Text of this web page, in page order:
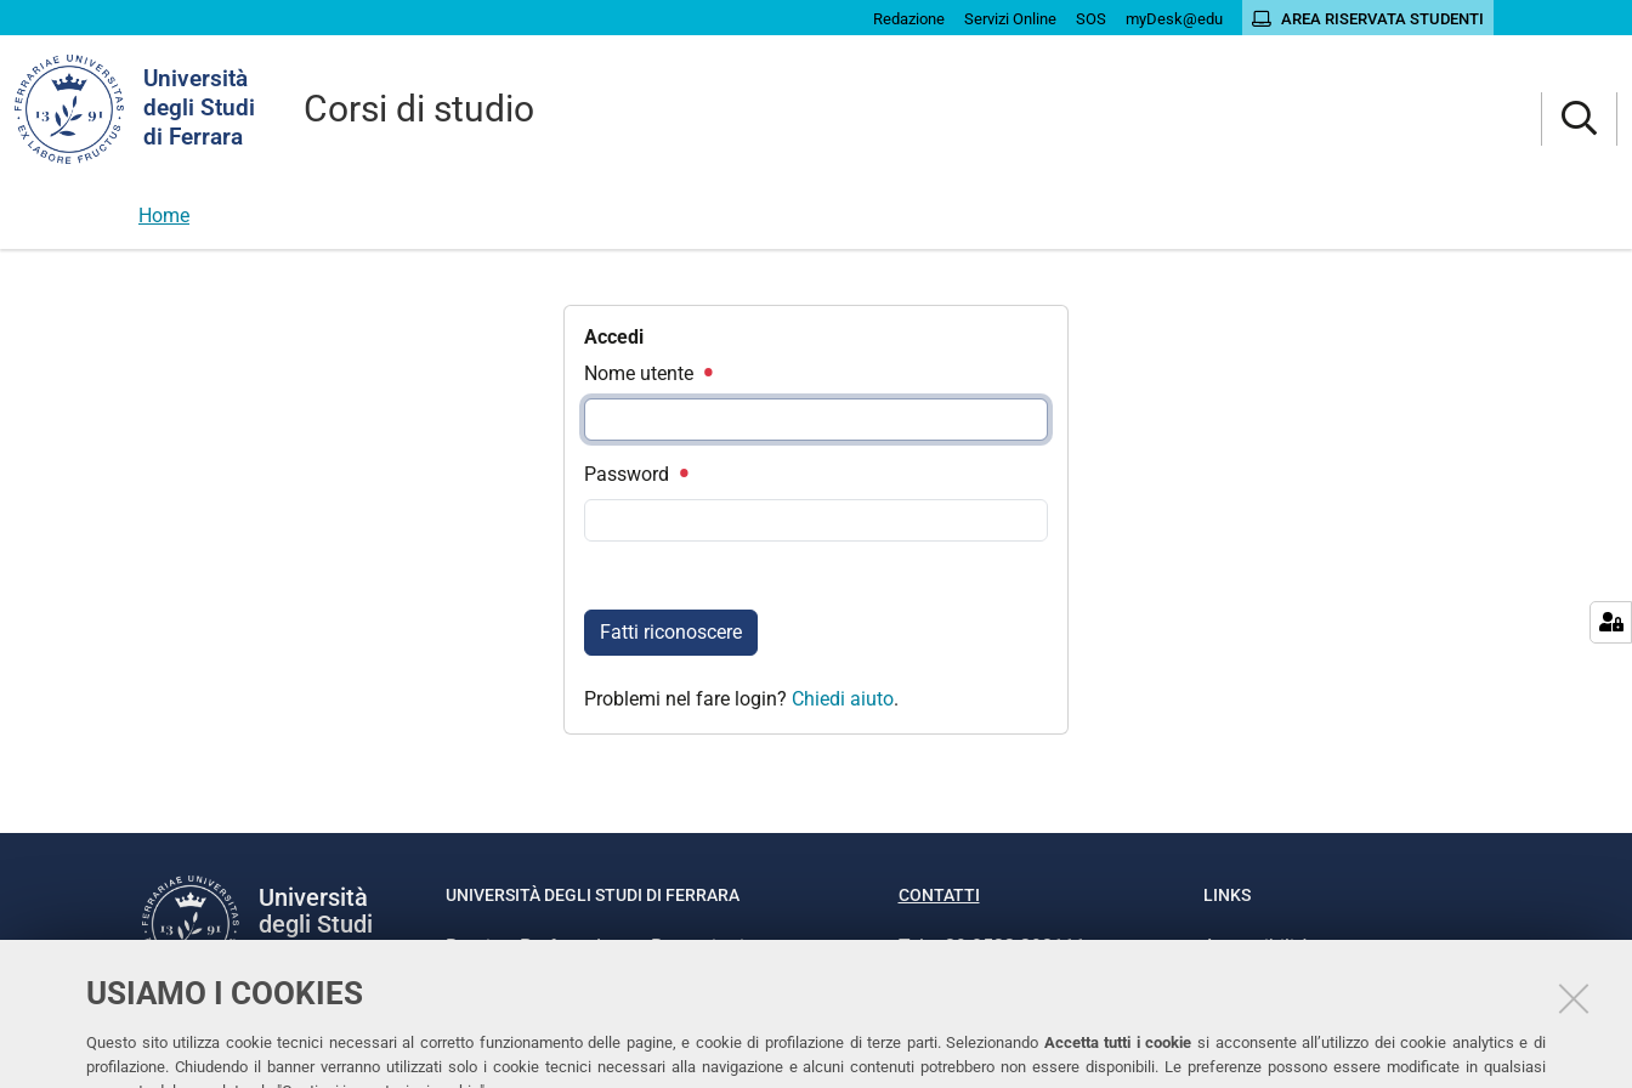
USIAMO I COOKIES
Questo sito utilizza cookie tecnici necessari al corretto funzionamento delle pagine, e cookie di profilazione di terze parti. Selezionando Accetta tutti i cookie si acconsente all’utilizzo dei cookie analytics e di
profilazione. Chiudendo il banner verranno utilizzati solo i cookie tecnici necessari alla navigazione e alcuni contenuti potrebbero non essere disponibili. Le preferenze possono essere modificate in qualsiasi
Redazione Servizi Online SOS myDesk@edu AREA RISERVATA STUDENTI
Università
degli Studi
di Ferrara
Corsi di studio
nel
sito
Home
Accedi
Nome utente
Password
Fatti riconoscere
Problemi nel fare login? Chiedi aiuto.
Università
degli Studi
Facebook
LinkedinInstagram
Youtube
UNIVERSITÀ DEGLI STUDI DI FERRARA
Rettrice: Prof.ssa Laura Ramaciotti
CONTATTI
Tel. +39 0532 293111
LINKS
Accessibilità
Cookies